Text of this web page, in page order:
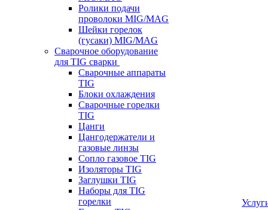
Ролики подачи
проволоки MIG/MAG
Шейки горелок
(гусаки) MIG/MAG
Сварочное оборудование
для TIG сварки
Сварочные аппараты
TIG
Блоки охлаждения
Сварочные горелки
TIG
Цанги
Цангодержатели и
газовые линзы
Сопло газовое TIG
Изоляторы TIG
Заглушки TIG
Наборы для TIG
горелки